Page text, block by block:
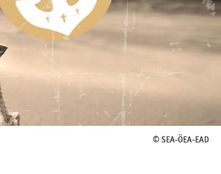
© SEA-ÖEA-EAD